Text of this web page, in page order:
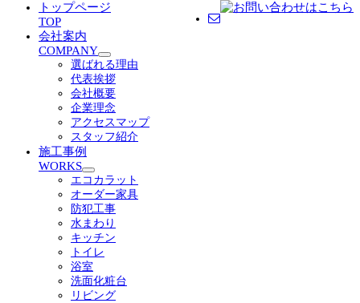
トップページ
TOP
会社案内
COMPANY
サ
ブ
メ
ニ
ュ
ー
開
選ばれる理由
代表挨拶
会社概要
企業理念
アクセスマップ
スタッフ紹介
施工事例
WORKS
サ
ブ
メ
ニ
ュ
ー
を
展
開
エコカラット
オーダー家具
防犯工事
水まわり
キッチン
トイレ
浴室
洗面化粧台
リビング